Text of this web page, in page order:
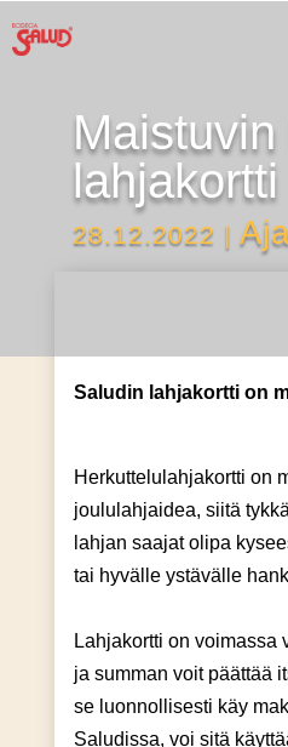
28.12.2022 |
Saludin lahjakortti on
Herkuttelulahjakortti on
joululahjaidea, siitä
lahjan saajat olipa
tai hyvälle ystävälle
Lahjakortti on voimassa
ja summan voit päättää
se luonnollisesti käy
Saludissa, voi sitä